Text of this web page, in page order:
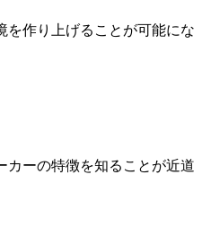
を作り上げることが可能にな
カーの特徴を知ることが近道